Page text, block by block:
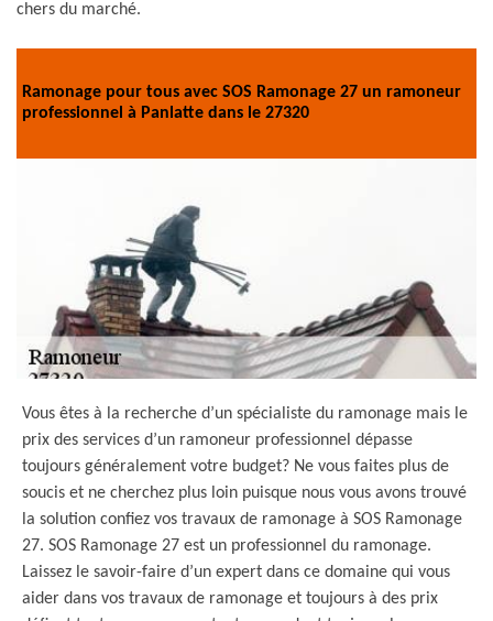
chers du marché.
Ramonage pour tous avec SOS Ramonage 27 un ramoneur
professionnel à Panlatte dans le 27320
Vous êtes à la recherche d’un spécialiste du ramonage mais le
prix des services d’un ramoneur professionnel dépasse
toujours généralement votre budget? Ne vous faites plus de
soucis et ne cherchez plus loin puisque nous vous avons trouvé
la solution confiez vos travaux de ramonage à SOS Ramonage
27. SOS Ramonage 27 est un professionnel du ramonage.
Laissez le savoir-faire d’un expert dans ce domaine qui vous
aider dans vos travaux de ramonage et toujours à des prix